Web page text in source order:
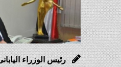
رئيس الوزراء